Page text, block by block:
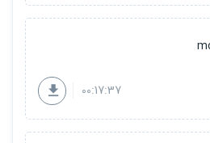
00:17:37